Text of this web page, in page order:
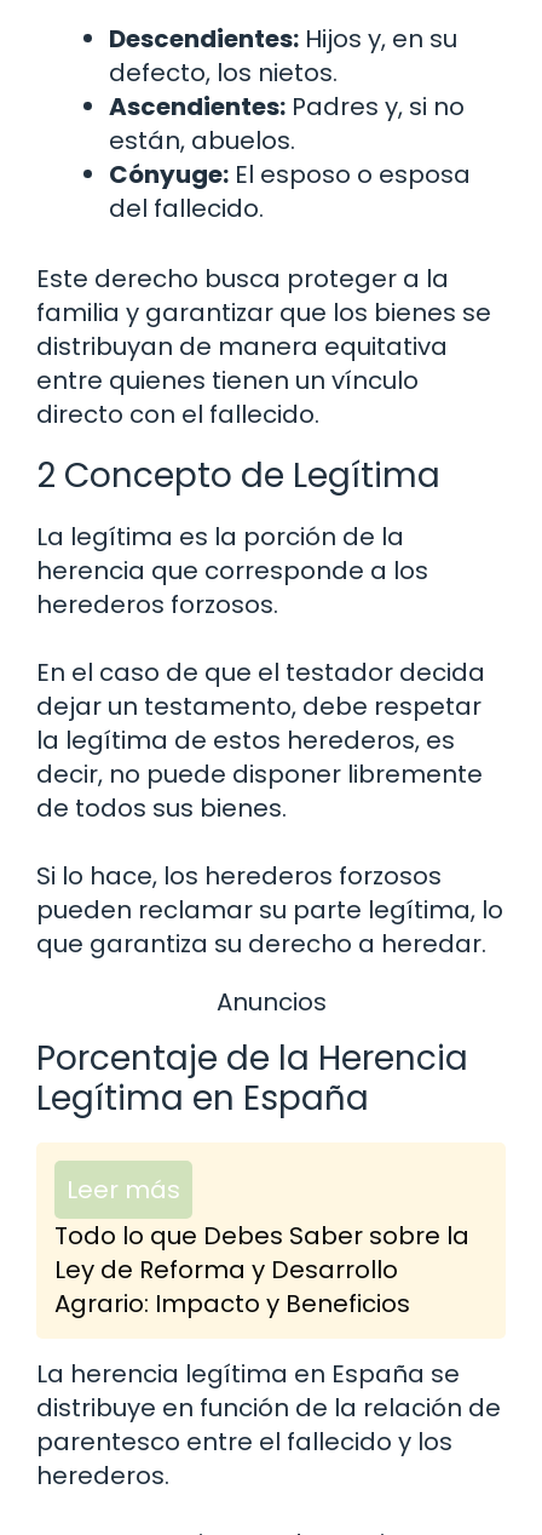
Descendientes: Hijos y, en su
defecto, los nietos.
Ascendientes: Padres y, si no
están, abuelos.
Cónyuge: El esposo o esposa
del fallecido.
Este derecho busca proteger a la
familia y garantizar que los bienes se
distribuyan de manera equitativa
entre quienes tienen un vínculo
directo con el fallecido.
2 Concepto de Legítima
La legítima es la porción de la
herencia que corresponde a los
herederos forzosos.
En el caso de que el testador decida
dejar un testamento, debe respetar
la legítima de estos herederos, es
decir, no puede disponer libremente
de todos sus bienes.
Si lo hace, los herederos forzosos
pueden reclamar su parte legítima, lo
que garantiza su derecho a heredar.
Anuncios
Porcentaje de la Herencia
Legítima en España
Leer más
Todo lo que Debes Saber sobre la
Ley de Reforma y Desarrollo
Agrario: Impacto y Beneficios
La herencia legítima en España se
distribuye en función de la relación de
parentesco entre el fallecido y los
herederos.